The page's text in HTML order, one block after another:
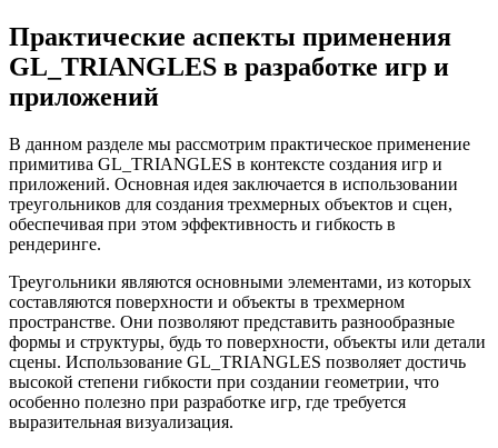
Практические аспекты применения
GL_TRIANGLES в разработке игр и
приложений
В данном разделе мы рассмотрим практическое применение
примитива GL_TRIANGLES в контексте создания игр и
приложений. Основная идея заключается в использовании
треугольников для создания трехмерных объектов и сцен,
обеспечивая при этом эффективность и гибкость в
рендеринге.
Треугольники являются основными элементами, из которых
составляются поверхности и объекты в трехмерном
пространстве. Они позволяют представить разнообразные
формы и структуры, будь то поверхности, объекты или детали
сцены. Использование GL_TRIANGLES позволяет достичь
высокой степени гибкости при создании геометрии, что
особенно полезно при разработке игр, где требуется
выразительная визуализация.